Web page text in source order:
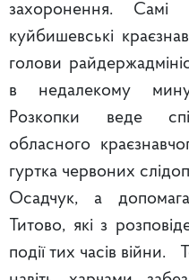
захоронення. Самі
куйбишевські
голови
в недалекому
Розкопки веде
обласного
гуртка червоних
Осадчук, а
Титово, які з
події тих часів війни.